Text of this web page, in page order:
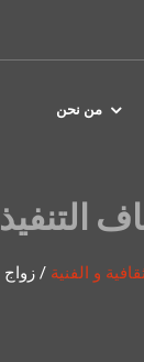
من نحن
التنفيذ
و الفنية /زواج